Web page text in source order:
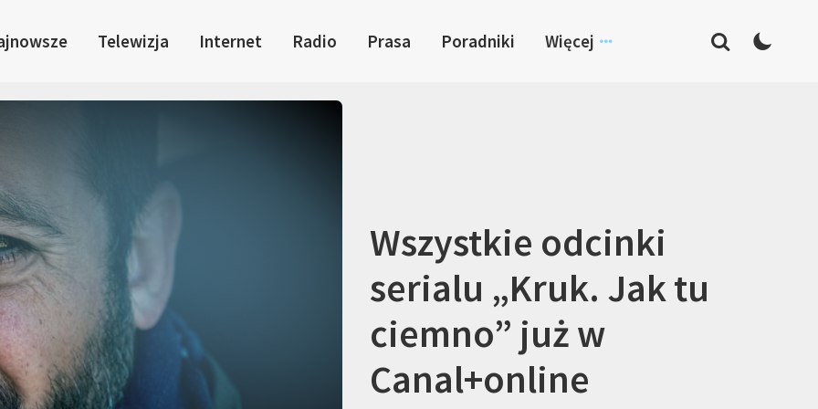
Telewizja Internet Radio Prasa Poradniki Więcej
Wszystkie odcinki
serialu „Kruk. Jak tu
ciemno” już w
Canal+online